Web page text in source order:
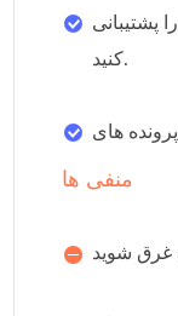
پشتیبانی
کنید.
منفی ها